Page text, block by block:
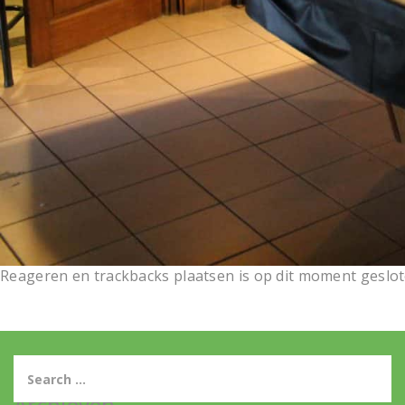
Reageren en trackbacks plaatsen is op dit moment